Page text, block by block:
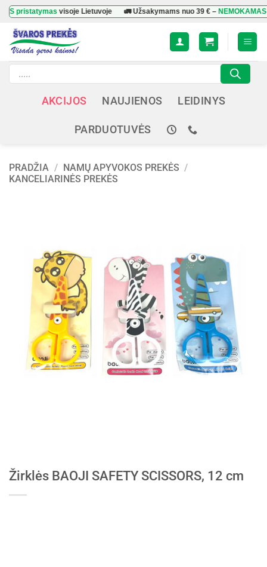
Skip
content
visoje Lietuvoje 🚛 Užsakymams nuo39 €–NEMOKAMAS
Products
search
AKCIJOS NAUJIENOS LEIDINYS
PARDUOTUVĖS
PRADŽIA / NAMŲ APYVOKOS PREKĖS /
KANCELIARINĖS PREKĖS
Žirklės BAOJI SAFETY SCISSORS, 12 cm